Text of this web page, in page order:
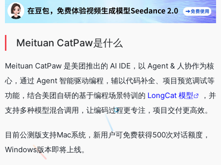
Meituan CatPaw是什么
Meituan CatPaw 是美团推出的 AI IDE，以 Agent & 人协作为核
心，通过 Agent 智能驱动编程，辅以代码补全、项目预览调试等
功能，结合美团自研的基于编程场景特训的 LongCat 模型
，并
支持多种模型混合调用，让编码过程更专注，项目交付更高效。
目前公测版支持Mac系统，新用户可免费获得500次对话额度，
Windows版本即将上线。